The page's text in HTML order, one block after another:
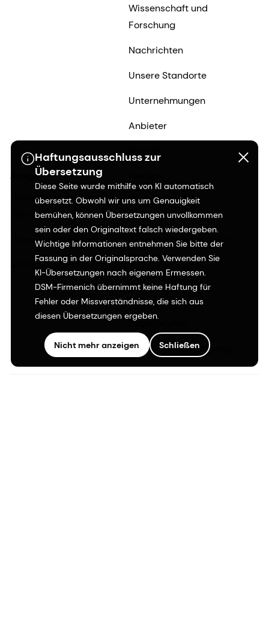
Haftungsausschluss zur
Übersetzung
Diese Seite wurde mithilfe von KI automatisch
übersetzt. Obwohl wir uns um Genauigkeit
bemühen, können Übersetzungen unvollkommen
sein oder den Originaltext falsch wiedergeben.
Wichtige Informationen entnehmen Sie bitte der
Fassung in der Originalsprache. Verwenden Sie
KI-Übersetzungen nach eigenem Ermessen.
DSM-Firmenich übernimmt keine Haftung für
Fehler oder Missverständnisse, die sich aus
diesen Übersetzungen ergeben.
Nicht mehr anzeigen Schließen
Wissenschaft und
Forschung
Nachrichten
Unsere Standorte
Unternehmungen
Anbieter
Anleger
Historische
Informationen
Unser Unternehmen
Shares & ADRs
Warum für dsm-
firmenich arbeiten?
Arbeitsplätze bei dsm-
firmenich
Karriereberichte
Inklusion und
Zugehörigkeit
Beruflicher Werdegang